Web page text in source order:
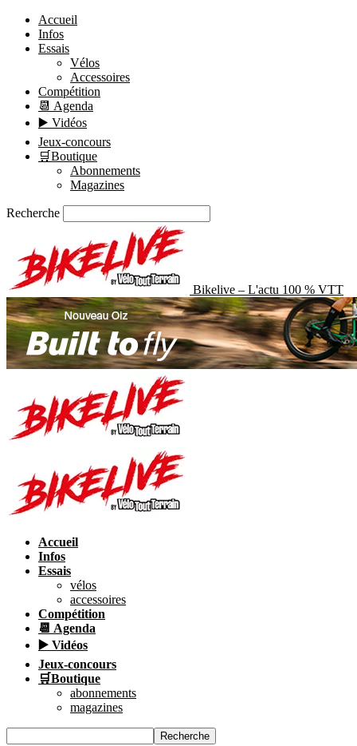
Accueil
Infos
Essais
Vélos
Accessoires
Compétition
📆 Agenda
▶️ Vidéos
Jeux-concours
🛒Boutique
Abonnements
Magazines
Recherche
Bikelive – L'actu 100 % VTT
Accueil
Infos
Essais
vélos
accessoires
Compétition
📆 Agenda
▶️ Vidéos
Jeux-concours
🛒Boutique
abonnements
magazines